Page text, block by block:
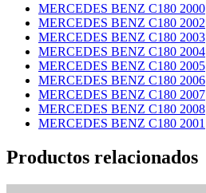
MERCEDES BENZ C180 2000
MERCEDES BENZ C180 2002
MERCEDES BENZ C180 2003
MERCEDES BENZ C180 2004
MERCEDES BENZ C180 2005
MERCEDES BENZ C180 2006
MERCEDES BENZ C180 2007
MERCEDES BENZ C180 2008
MERCEDES BENZ C180 2001
Productos relacionados